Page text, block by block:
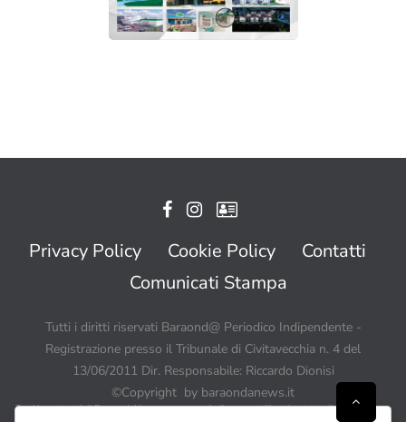
Privacy Policy Cookie Policy
Contatti
Comunicati Stampa
Tutti i diritti riservati Baraond@ Periodico Indipendente -
Registrazione presso il Tribunale di Civitavecchia n. 4 del
13/06/2011 Dir. Responsabile: Riccardo Dionisi
©Copyright by baraondanews.it
Tutti i contenuti di BaraondaNews possono quindi essere utilizzati a patto di citare sempre
Baraondanews.it come fonte ed inserire un link o un collegamento visibile a